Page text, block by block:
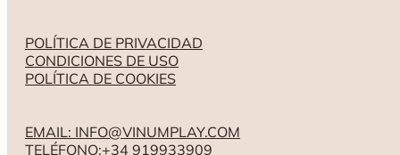
POLÍTICA DE PRIVACIDAD
CONDICIONES DE USO
POLÍTICA DE COOKIES
EMAIL: INFO@VINUMPLAY.COM
TELÉFONO:+34 919933909